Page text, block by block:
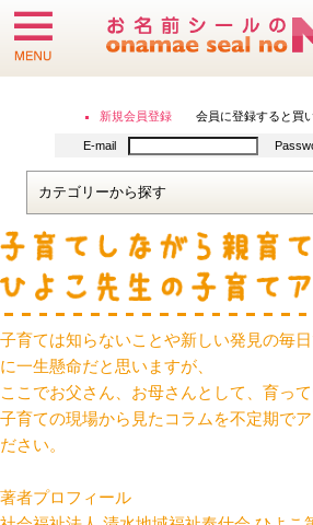
子育ては知らないことや新しい発見の毎
に一生懸命だと思いますが、
ここでお父さん、お母さんとして、育っ
子育ての現場から見たコラムを不定期で
ださい。
著者プロフィール